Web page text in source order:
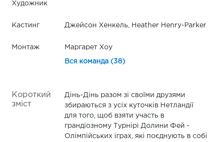
Художник
Кастинг Джейсон Хенкель, Heather Henry-Parker
Монтаж Маргарет Хоу
Вся команда (38)
Короткий
зміст
Дінь-Дінь разом зі своїми друзями
збираються з усіх куточків Нетландії
для того, щоб взяти участь в
грандіозному Турнірі Долини Фей -
Олімпійських іграх, які поєднують в собі